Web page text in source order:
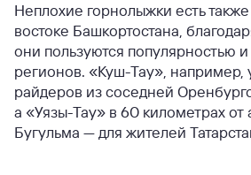
Неплохие горнолыжки есть
востоке Башкортостана,
они пользуются популярностью
регионов. «Куш-Тау», например,
райдеров из соседней
а «Уязы-Тау» в 60 километрах от
Бугульма — для жителей